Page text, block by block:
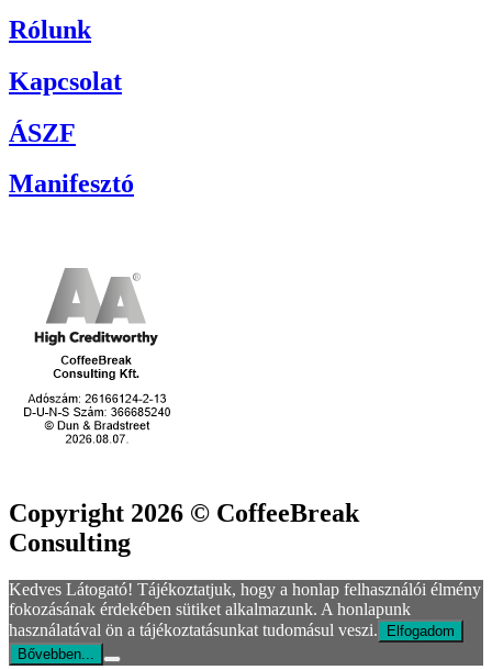
Rólunk
Kapcsolat
ÁSZF
Manifesztó
Copyright 2026 © CoffeeBreak
Consulting
Kedves Látogató! Tájékoztatjuk, hogy a honlap felhasználói élmény
fokozásának érdekében sütiket alkalmazunk. A honlapunk
használatával ön a tájékoztatásunkat tudomásul veszi.
Elfogadom
Bővebben...